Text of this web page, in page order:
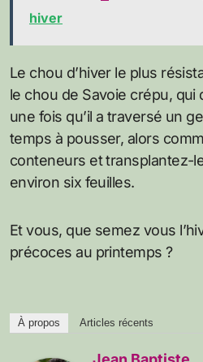
hiver
Le chou d’hiver le plus
le chou de Savoie crépu, qui
une fois qu’il a traversé un
temps à pousser, alors
conteneurs et transplantez-
environ six feuilles.
Et vous, que semez vous
précoces au printemps ?
À propos Articles récents